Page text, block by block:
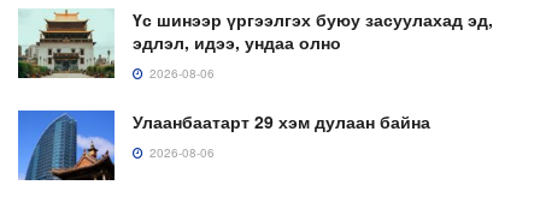
Үс шинээр үргээлгэх буюу засуулахад эд,
эдлэл, идээ, ундаа олно
2026-08-06
Улаанбаатарт 29 хэм дулаан байна
2026-08-06